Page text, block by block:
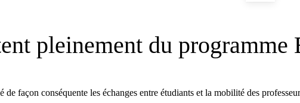
pleinement du programme
de façon conséquente les échanges entre étudiants et la mobilité des